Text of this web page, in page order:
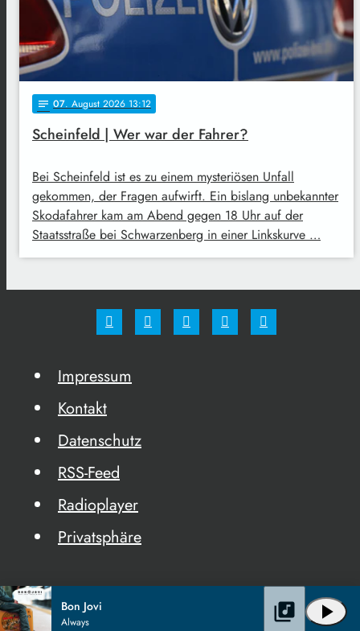
notes 07. August 2026 13:12
Scheinfeld | Wer war der Fahrer?
Bei Scheinfeld ist es zu einem mysteriösen Unfall
gekommen, der Fragen aufwirft. Ein bislang unbekannter
Skodafahrer kam am Abend gegen 18 Uhr auf der
Staatsstraße bei Schwarzenberg in einer Linkskurve …
Impressum
Kontakt
Datenschutz
RSS-Feed
Radioplayer
Privatsphäre
Bon Jovi
Always play_arrow
library_music